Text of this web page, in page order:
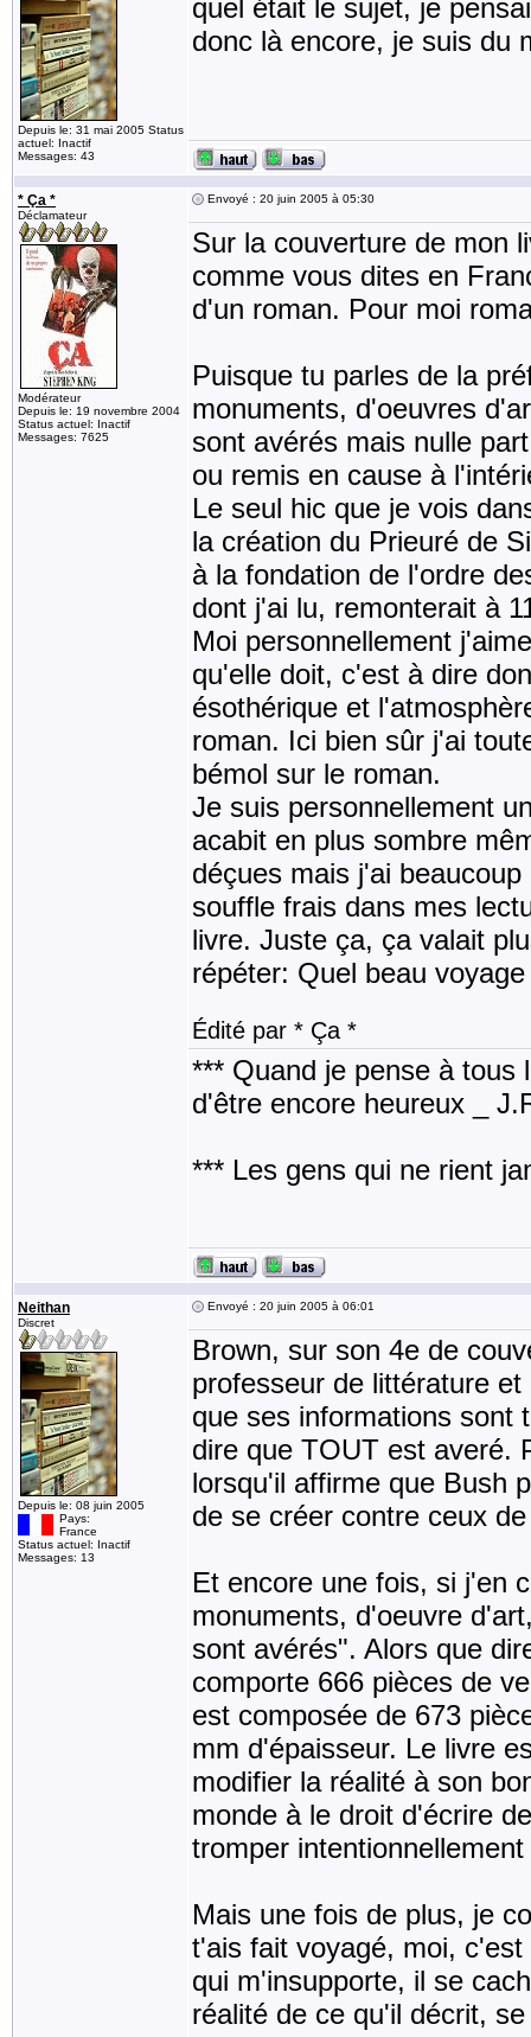
Depuis le: 31 mai 2005 Status
actuel: Inactif
Messages: 43
quel était le sujet, je
donc là encore, je suis du
* Ça *
Déclamateur
Modérateur
Depuis le: 19 novembre 2004
Status actuel: Inactif
Messages: 7625
Envoyé : 20 juin 2005 à 05:30
Sur la couverture de mon
comme vous dites en
d'un roman. Pour moi
Puisque tu parles de la
monuments, d'oeuvres
sont avérés mais nulle
ou remis en cause à
Le seul hic que je vois
la création du Prieuré de
à la fondation de l'ordre
dont j'ai lu, remonterait à
Moi personnellement
qu'elle doit, c'est à dire
ésothérique et
roman. Ici bien sûr j'ai
bémol sur le roman.
Je suis personnellement
acabit en plus sombre
déçues mais j'ai
souffle frais dans mes
livre. Juste ça, ça valait
répéter: Quel beau
Édité par * Ça *
*** Quand je pense à tous
d'être encore heureux _
*** Les gens qui ne rient
Neithan
Discret
Depuis le: 08 juin 2005
Pays:
France
Status actuel: Inactif
Messages: 13
Envoyé : 20 juin 2005 à 06:01
Brown, sur son 4e de
professeur de littérature
que ses informations sont
dire que TOUT est averé.
lorsqu'il affirme que Bush
de se créer contre ceux
Et encore une fois, si j'en
monuments, d'oeuvre
sont avérés". Alors que
comporte 666 pièces de
est composée de 673
mm d'épaisseur. Le livre
modifier la réalité à son
monde à le droit d'écrire
tromper
Mais une fois de plus, je
t'ais fait voyagé, moi,
qui m'insupporte, il se
réalité de ce qu'il décrit,